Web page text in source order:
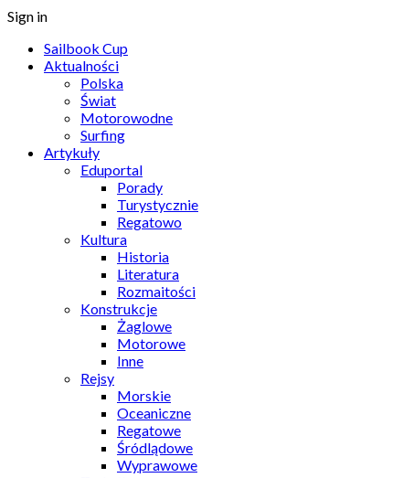
Sign in
Sailbook Cup
Aktualności
Polska
Świat
Motorowodne
Surfing
Artykuły
Eduportal
Porady
Turystycznie
Regatowo
Kultura
Historia
Literatura
Rozmaitości
Konstrukcje
Żaglowe
Motorowe
Inne
Rejsy
Morskie
Oceaniczne
Regatowe
Śródlądowe
Wyprawowe